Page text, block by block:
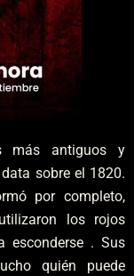
más antiguos y
sobre el 1820.
por completo,
los rojos
esconderse . Sus
quién puede